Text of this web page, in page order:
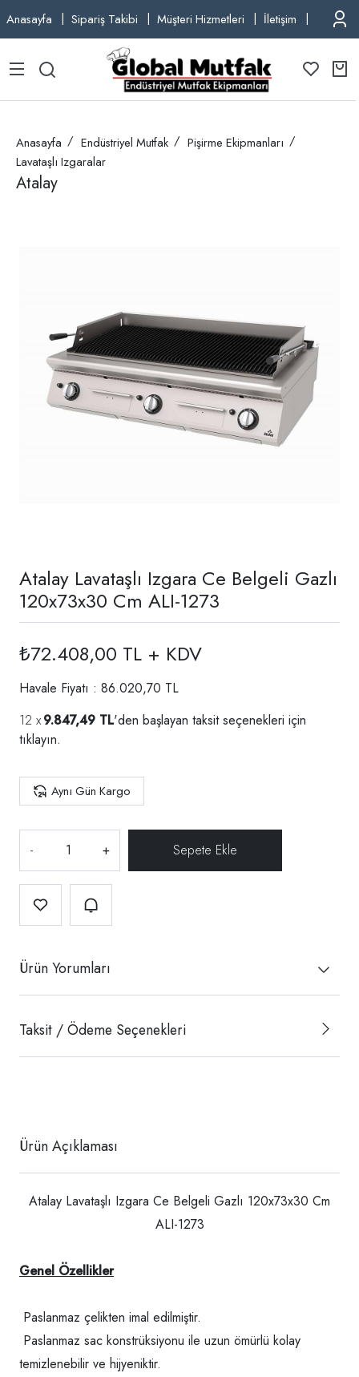
Anasayfa Sipariş Takibi Müşteri Hizmetleri İletişim TEL:
Anasayfa Endüstriyel Mutfak
Pişirme Ekipmanları
Lavataşlı Izgaralar
Atalay
Atalay Lavataşlı Izgara Ce Belgeli Gazlı
120x73x30 Cm ALI-1273
₺72.408,00 TL + KDV
Havale Fiyatı : 86.020,70 TL
9.847,49 TL'den başlayan taksit seçenekleri için
tıklayın.
Aynı Gün Kargo
- +
Ürün Yorumları
Taksit / Ödeme Seçenekleri
Ürün Açıklaması
Atalay Lavataşlı Izgara Ce Belgeli Gazlı 120x73x30 Cm
ALI-1273
Genel Özellikler
Paslanmaz çelikten imal edilmiştir.
Paslanmaz sac konstrüksiyonu ile uzun ömürlü kolay
temizlenebilir ve hijyeniktir.